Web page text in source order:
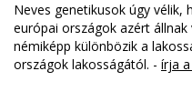
Neves genetikusok úgy vélik,
európai országok azért
némiképp különbözik a
országok lakosságától. - írja